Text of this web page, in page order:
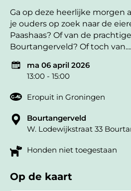
Ga op deze heerlijke morgen
je ouders op zoek naar de
Paashaas? Of van de
Bourtangerveld? Of toch van....
ma 06 april 2026
13:00 - 15:00
Eropuit in Groningen
Bourtangerveld
W. Lodewijkstraat 33
Honden niet toegestaan
Op de kaart